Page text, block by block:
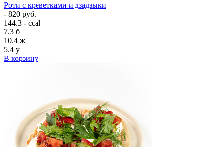
Роти с креветками и дзадзыки
- 820 руб.
144.3 - ccal
7.3 б
10.4 ж
5.4 у
В корзину